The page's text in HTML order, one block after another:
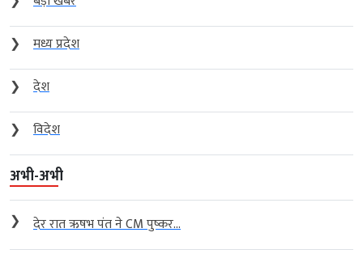
❯
मध्य प्रदेश
❯
देश
❯
विदेश
अभी-अभी
❯ देर रात ऋषभ पंत ने CM पुष्कर...